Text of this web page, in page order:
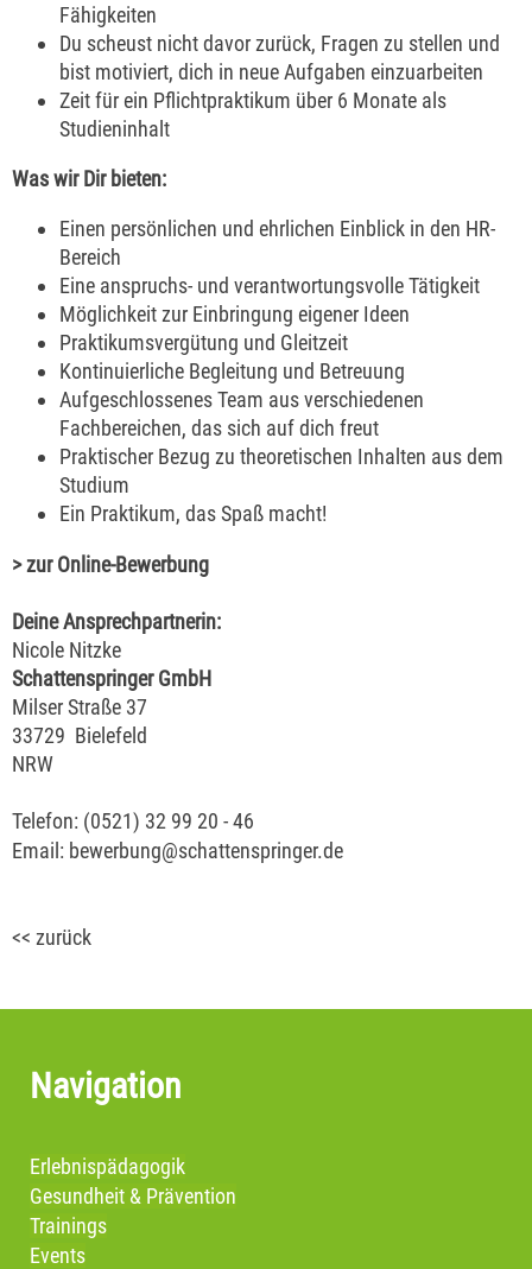
Fähigkeiten
Du scheust nicht davor zurück, Fragen zu stellen und
bist motiviert, dich in neue Aufgaben einzuarbeiten
Zeit für ein Pflichtpraktikum über 6 Monate als
Studieninhalt
Was wir Dir bieten:
Einen persönlichen und ehrlichen Einblick in den HR-
Bereich
Eine anspruchs- und verantwortungsvolle Tätigkeit
Möglichkeit zur Einbringung eigener Ideen
Praktikumsvergütung und Gleitzeit
Kontinuierliche Begleitung und Betreuung
Aufgeschlossenes Team aus verschiedenen
Fachbereichen, das sich auf dich freut
Praktischer Bezug zu theoretischen Inhalten aus dem
Studium
Ein Praktikum, das Spaß macht!
> zur Online-Bewerbung
Deine Ansprechpartnerin:
Nicole Nitzke
Schattenspringer GmbH
Milser Straße 37
33729 Bielefeld
NRW
Telefon: (0521) 32 99 20 - 46
Email: bewerbung@schattenspringer.de
<< zurück
Navigation
Erlebnispädagogik
Gesundheit & Prävention
Trainings
Events